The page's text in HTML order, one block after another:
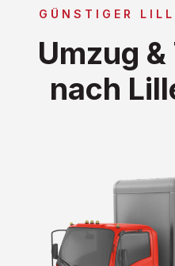
GÜNSTIGER
Umzug
nach